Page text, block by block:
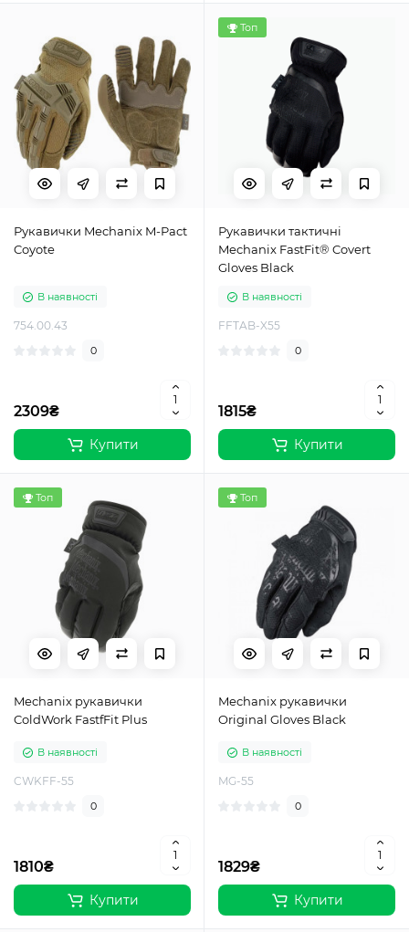
Рукавички Mechanix M-Pact
Coyote
В наявності
754.00.43
0
2309₴
Купити
Топ
Рукавички тактичні
Mechanix FastFit® Covert
Gloves Black
В наявності
FFTAB-X55
0
1815₴
Купити
Топ
Mechanix рукавички
ColdWork FastfFit Plus
В наявності
CWKFF-55
0
1810₴
Купити
Топ
Mechanix рукавички
Original Gloves Black
В наявності
MG-55
0
1829₴
Купити